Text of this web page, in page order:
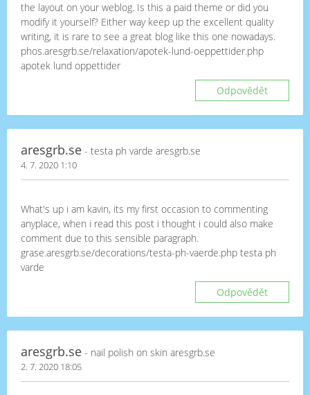
the layout on your weblog. Is this a paid theme or did you
modify it yourself? Either way keep up the excellent quality
writing, it is rare to see a great blog like this one nowadays.
phos.aresgrb.se/relaxation/apotek-lund-oeppettider.php
apotek lund oppettider
Odpovědět
aresgrb.se - testa ph varde aresgrb.se
4. 7. 2020 1:10
What's up i am kavin, its my first occasion to commenting
anyplace, when i read this post i thought i could also make
comment due to this sensible paragraph.
grase.aresgrb.se/decorations/testa-ph-vaerde.php testa ph
varde
Odpovědět
aresgrb.se - nail polish on skin aresgrb.se
2. 7. 2020 18:05